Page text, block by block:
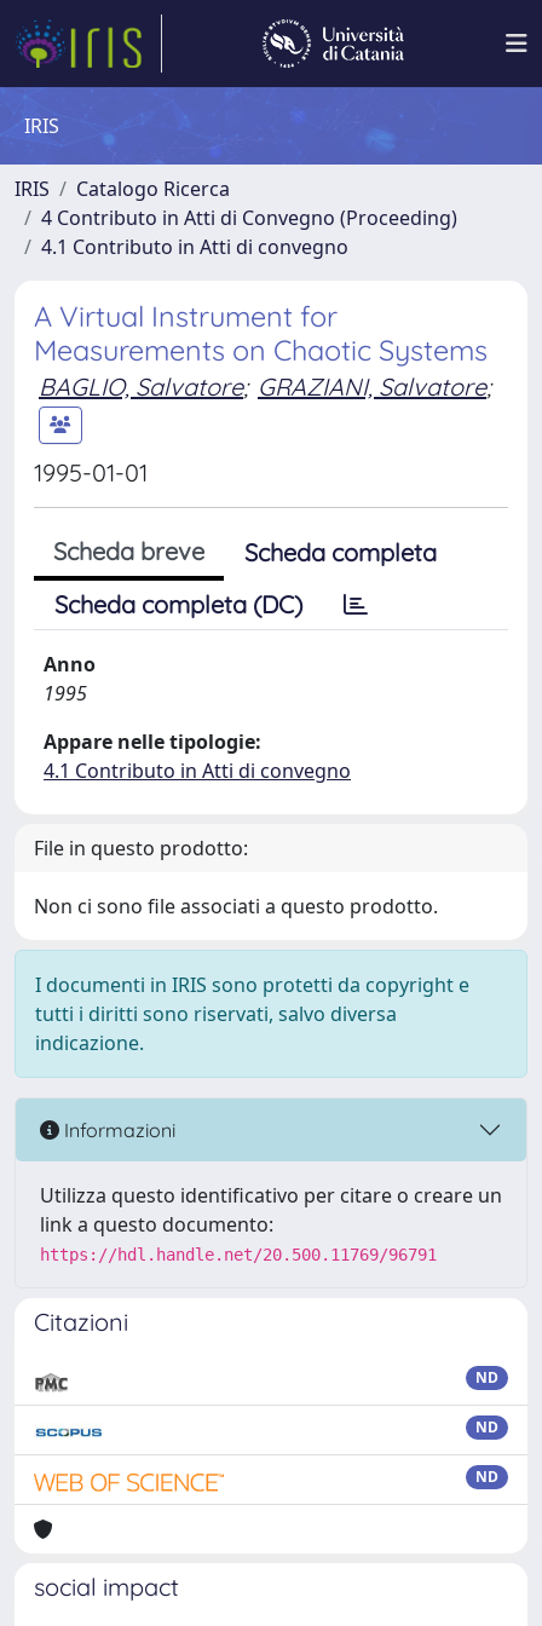
IRIS
IRIS
Catalogo Ricerca
4 Contributo in Atti di Convegno (Proceeding)
4.1 Contributo in Atti di convegno
A Virtual Instrument for
Measurements on Chaotic Systems
BAGLIO, Salvatore; GRAZIANI, Salvatore;
1995-01-01
Scheda breve
Scheda completa
Scheda completa (DC)
Anno
1995
Appare nelle tipologie:
4.1 Contributo in Atti di convegno
File in questo prodotto:
Non ci sono file associati a questo prodotto.
I documenti in IRIS sono protetti da copyright e
tutti i diritti sono riservati, salvo diversa
indicazione.
Informazioni
Utilizza questo identificativo per citare o creare un
link a questo documento:
https://hdl.handle.net/20.500.11769/96791
Citazioni
ND
ND
ND
social impact